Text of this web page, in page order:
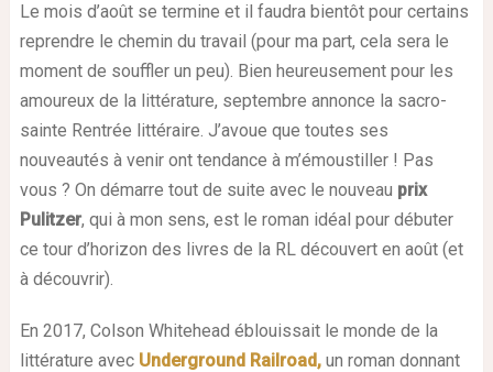
Le mois d’août se termine et il faudra bientôt pour certains
reprendre le chemin du travail (pour ma part, cela sera le
moment de souffler un peu). Bien heureusement pour les
amoureux de la littérature, septembre annonce la sacro-
sainte Rentrée littéraire. J’avoue que toutes ses
nouveautés à venir ont tendance à m’émoustiller ! Pas
vous ? On démarre tout de suite avec le nouveau prix
Pulitzer, qui à mon sens, est le roman idéal pour débuter
ce tour d’horizon des livres de la RL découvert en août (et
à découvrir).
En 2017, Colson Whitehead éblouissait le monde de la
littérature avec Underground Railroad,un roman donnant